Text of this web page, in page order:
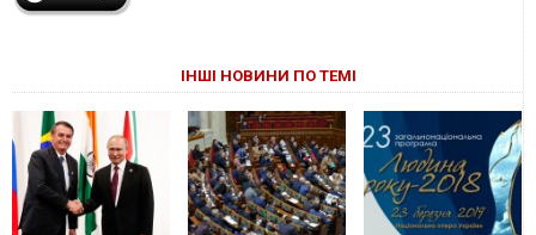
ІНШІ НОВИНИ ПО ТЕМІ